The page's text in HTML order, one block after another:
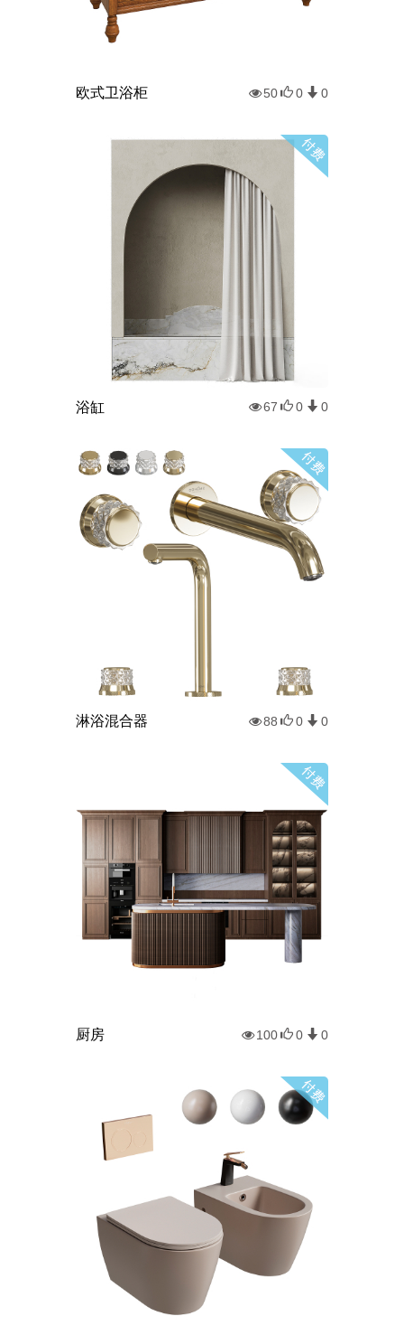
欧式卫浴柜 50 0 0
浴缸 67 0 0
淋浴混合器 88 0 0
厨房 100 0 0